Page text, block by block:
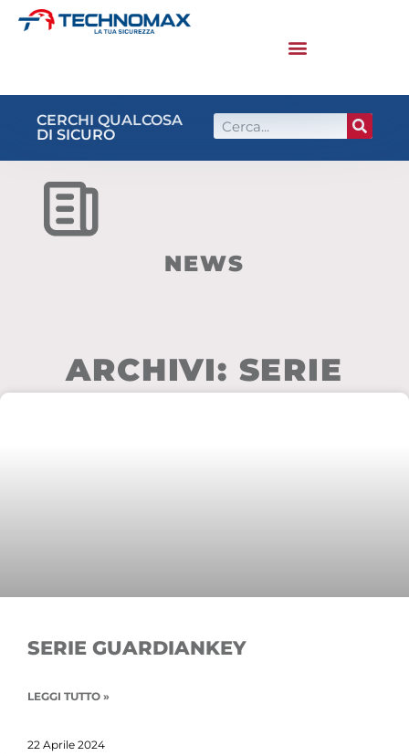
CERCHI QUALCOSA
DI SICURO
NEWS
ARCHIVI: SERIE
SERIE GUARDIANKEY
LEGGI TUTTO »
22 Aprile 2024